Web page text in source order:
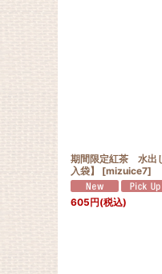
期間限定紅茶 水出
入袋】
[mizuice7]
605円(税込)